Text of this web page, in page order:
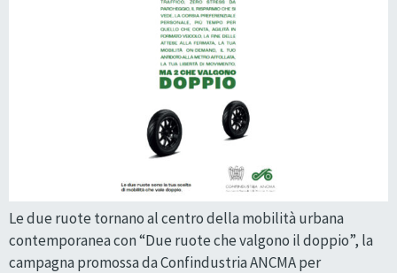
Le due ruote tornano al centro della mobilità urbana
contemporanea con “Due ruote che valgono il doppio”, la
campagna promossa da Confindustria ANCMA per